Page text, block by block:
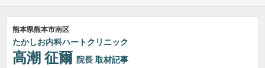
熊本県熊本市南区
たかしお内科ハートクリニック
高潮 征爾 院長 取材記事